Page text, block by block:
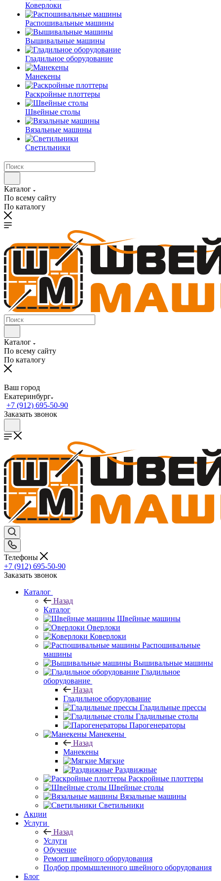
Коверлоки
Распошивальные машины
Вышивальные машины
Гладильное оборудование
Манекены
Раскройные плоттеры
Швейные столы
Вязальные машины
Светильники
Каталог
По всему сайту
По каталогу
Каталог
По всему сайту
По каталогу
Ваш город
Екатеринбург
+7 (912) 695-50-90
Заказать звонок
Телефоны
+7 (912) 695-50-90
Заказать звонок
Каталог
Назад
Каталог
Швейные машины
Оверлоки
Коверлоки
Распошивальные
машины
Вышивальные машины
Гладильное
оборудование
Назад
Гладильное оборудование
Гладильные прессы
Гладильные столы
Парогенераторы
Манекены
Назад
Манекены
Мягкие
Раздвижные
Раскройные плоттеры
Швейные столы
Вязальные машины
Светильники
Акции
Услуги
Назад
Услуги
Обучение
Ремонт швейного оборудования
Подбор промышленного швейного оборудования
Блог